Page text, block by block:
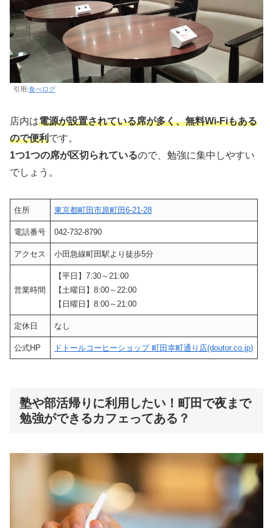
引用:食べログ
店内は電源が設置されている席が多く、無料Wi-Fiもある
ので便利です。
1つ1つの席が区切られているので、勉強に集中しやすい
でしょう。
住所 東京都町田市原町田6-21-28
電話番号 042-732-8790
アクセス 小田急線町田駅より徒歩5分
営業時間
【平日】7:30～21:00
【土曜日】8:00～22:00
【日曜日】8:00～21:00
定休日 なし
公式HP ドトールコーヒーショップ 町田幸町通り店(doutor.co.jp)
塾や部活帰りに利用したい！町田で夜まで
勉強ができるカフェってある？